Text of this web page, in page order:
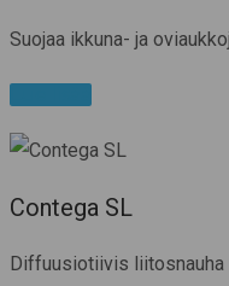
Suojaa ikkuna- ja
Contega SL
Diffuusiotiivis liitosnauha